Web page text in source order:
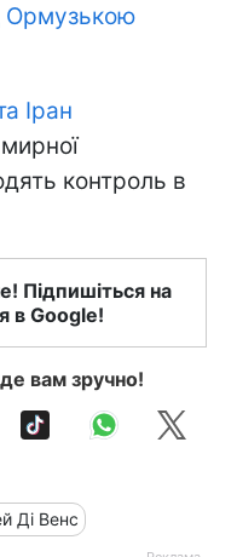
Ормузькою
Іран
контроль в
Підпишіться на
в Google!
вам зручно!
Ді Венс